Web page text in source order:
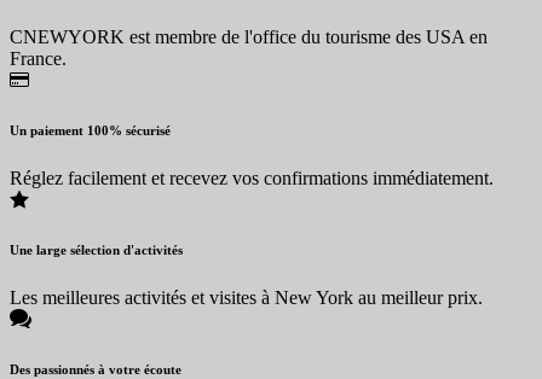
CNEWYORK est membre de l'office du tourisme des USA en
France.
Un paiement 100% sécurisé
Réglez facilement et recevez vos confirmations immédiatement.
Une large sélection d'activités
Les meilleures activités et visites à New York au meilleur prix.
Des passionnés à votre écoute